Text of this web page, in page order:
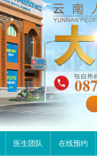
医生团队 在线预约